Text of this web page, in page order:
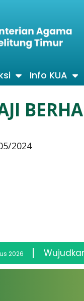
Info KUA
2024
Hak